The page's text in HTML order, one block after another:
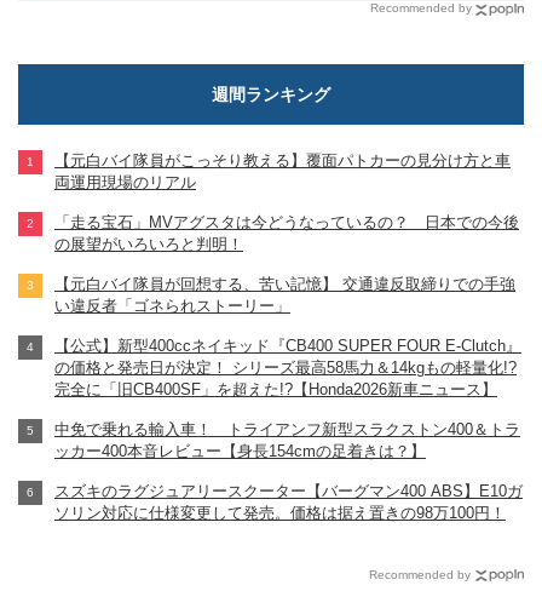
Recommended by
週間ランキング
【元白バイ隊員がこっそり教える】覆面パトカーの見分け方と車
両運用現場のリアル
「走る宝石」MVアグスタは今どうなっているの？ 日本での今後
の展望がいろいろと判明！
【元白バイ隊員が回想する、苦い記憶】 交通違反取締りでの手強
い違反者「ゴネられストーリー」
【公式】新型400ccネイキッド『CB400 SUPER FOUR E-Clutch』
の価格と発売日が決定！ シリーズ最高58馬力＆14kgもの軽量化!?
完全に「旧CB400SF」を超えた!?【Honda2026新車ニュース】
中免で乗れる輸入車！ トライアンフ新型スラクストン400＆トラ
ッカー400本音レビュー【身長154cmの足着きは？】
スズキのラグジュアリースクーター【バーグマン400 ABS】E10ガ
ソリン対応に仕様変更して発売。価格は据え置きの98万100円！
Recommended by